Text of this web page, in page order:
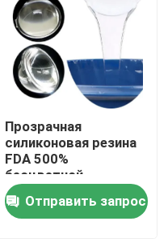
винила
Прозрачная
силиконовая резина
FDA 500%
бесцветной
элонгации
отработанная
силиконовая резина
Отправить запрос